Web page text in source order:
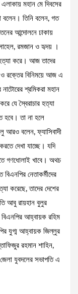
এলাকায় মহান মে দিবসের
বলেন। তিনি বলেন, গত
আন্দোলনে ঢাকায়
রমজান ও হৃদয় ।
হত্যা করে। আজ তাদের
ও রক্তের বিনিময়ে আজ এ
শ্রমিকরা মহান
যে স্বৈরাচার হত্যা
হবে। তা না হলে
আরও বলেন, ফ্যাসিবাদী
দেখা যাচ্ছে। যদি
গণধোলাই খাবে। অথচ
নেতাকর্মীদের
করেছে, তাদের দেশের
আবু রায়হান বুলুর
আহ্বায়ক রহিম
যুগ্ম আহ্বায়ক জিল্লুর
রহমান শাহিন,
যুবদলের সভাপতি এ